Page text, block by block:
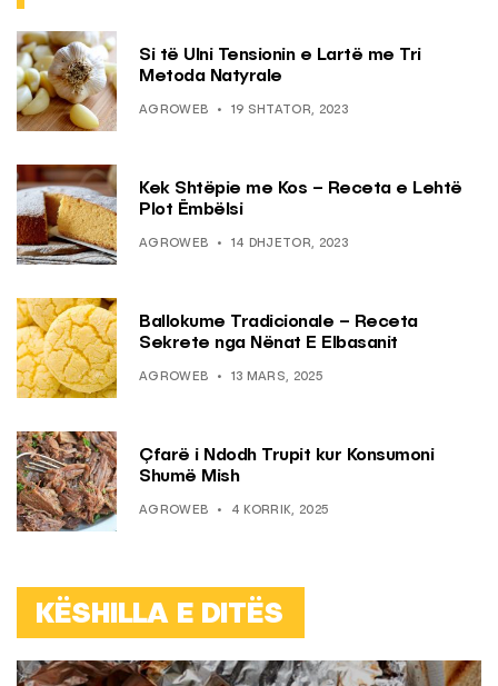
Si të Ulni Tensionin e Lartë me Tri
Metoda Natyrale
AGROWEB 19 SHTATOR, 2023
Kek Shtëpie me Kos – Receta e Lehtë
Plot Ëmbëlsi
AGROWEB 14 DHJETOR, 2023
Ballokume Tradicionale – Receta
Sekrete nga Nënat E Elbasanit
AGROWEB 13 MARS, 2025
Çfarë i Ndodh Trupit kur Konsumoni
Shumë Mish
AGROWEB 4 KORRIK, 2025
KËSHILLA E DITËS